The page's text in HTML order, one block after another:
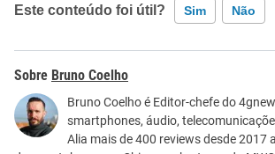
Este conteúdo foi útil? Sim Não
Este conteúdo contém informação incorreta
Este conteúdo não tem a informação que
Outro
Bruno Coelho
Bruno Coelho é Editor-chefe do
smartphones, áudio,
Alia mais de 400 reviews desde 2017